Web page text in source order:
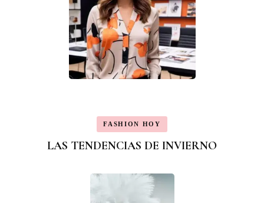
FASHION HOY
LAS TENDENCIAS DE INVIERNO